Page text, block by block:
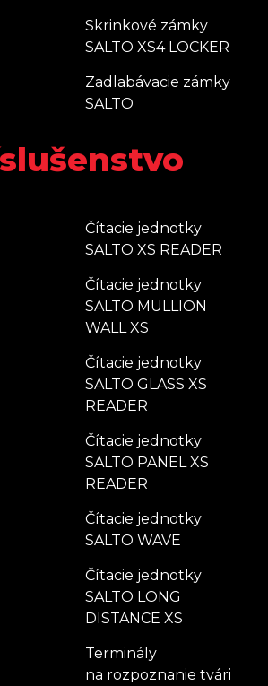
Skrinkové zámky
SALTO XS4 LOCKER
Zadlabávacie zámky
SALTO
Čítacie jednotky
SALTO XS READER
Čítacie jednotky
SALTO MULLION
WALL XS
Čítacie jednotky
SALTO GLASS XS
READER
Čítacie jednotky
SALTO PANEL XS
READER
Čítacie jednotky
SALTO WAVE
Čítacie jednotky
SALTO LONG
DISTANCE XS
Terminály
na rozpoznanie tvári